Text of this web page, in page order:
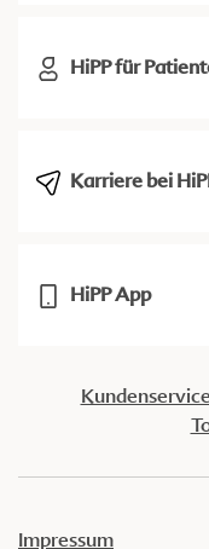
HiPP für
Karriere bei
HiPP App
Kundenservice
Impressum